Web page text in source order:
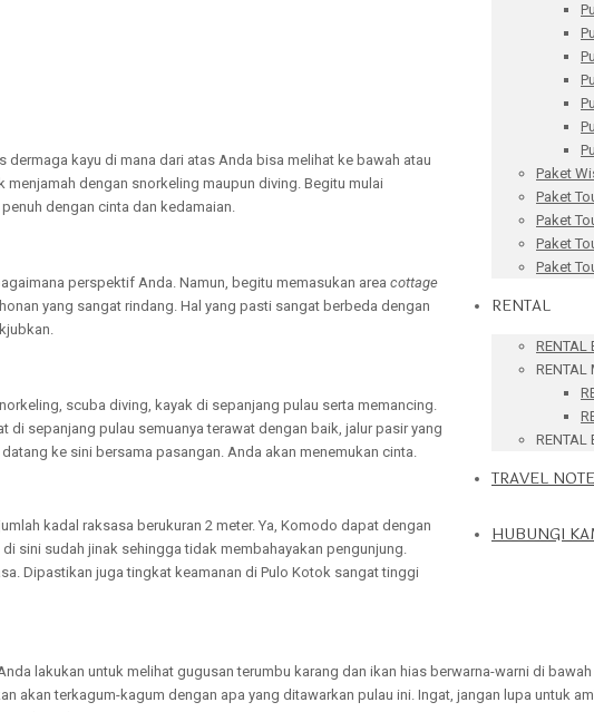
Paket
Paket
Paket
Paket
Paket
RENTAL
RENTAL
RENTAL
RENTAL
TRAVEL NOTE
HUBUNGI
kayu di mana dari atas Anda bisa melihat ke bawah atau
menjamah dengan snorkeling maupun diving. Begitu mulai
dengan cinta dan kedamaian.
perspektif Anda. Namun, begitu memasukan area cottage
yang sangat rindang. Hal yang pasti sangat berbeda dengan
scuba diving, kayak di sepanjang pulau serta memancing.
sepanjang pulau semuanya terawat dengan baik, jalur pasir yang
ke sini bersama pasangan. Anda akan menemukan cinta.
kadal raksasa berukuran 2 meter. Ya, Komodo dapat dengan
sini sudah jinak sehingga tidak membahayakan pengunjung.
Dipastikan juga tingkat keamanan di Pulo Kotok sangat tinggi
lakukan untuk melihat gugusan terumbu karang dan ikan hias berwarna-warni di
akan terkagum-kagum dengan apa yang ditawarkan pulau ini. Ingat, jangan lupa untuk